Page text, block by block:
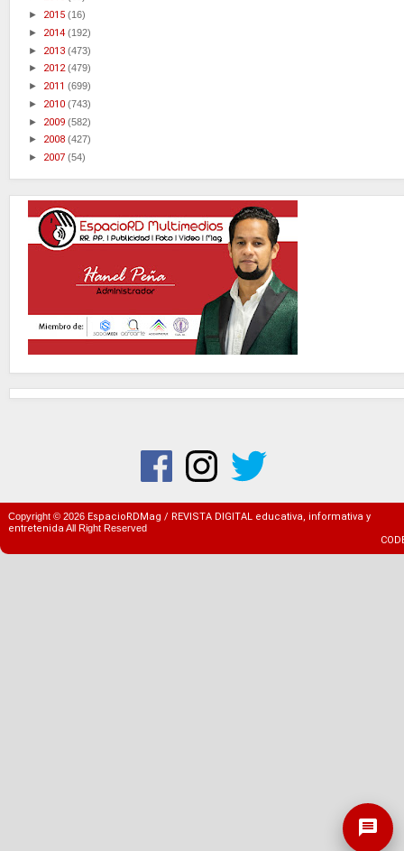
► 2015 (16)
► 2014 (192)
► 2013 (473)
► 2012(479)
► 2011 (699)
► 2010 (743)
► 2009 (582)
► 2008 (427)
► 2007 (54)
Copyright © 2026 EspacioRDMag / REVISTA DIGITAL educativa, informativa y
entretenidaAll Right Reserved
message